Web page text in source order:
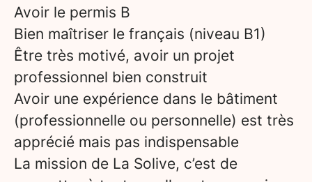
Avoir le permis B
Bien maîtriser le français (niveau B1)
Être très motivé, avoir un projet
professionnel bien construit
Avoir une expérience dans le bâtiment
(professionnelle ou personnelle) est très
apprécié mais pas indispensable
La mission de La Solive, c’est de